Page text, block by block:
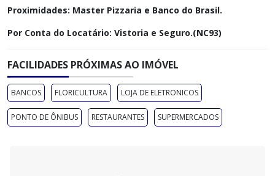
Proximidades: Master Pizzaria e Banco do Brasil.
Por Conta do Locatário: Vistoria e Seguro.(NC93)
FACILIDADES PRÓXIMAS AO IMÓVEL
BANCOS FLORICULTURA LOJA DE ELETRONICOS
PONTO DE ÔNIBUS RESTAURANTES SUPERMERCADOS